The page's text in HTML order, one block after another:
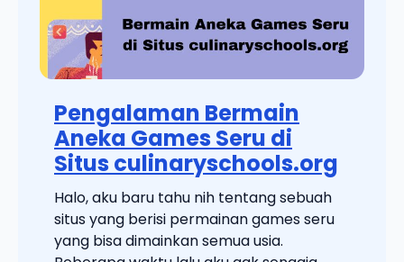
Pengalaman Bermain
Aneka Games Seru di
Situs culinaryschools.org
Halo, aku baru tahu nih tentang sebuah
situs yang berisi permainan games seru
yang bisa dimainkan semua usia.